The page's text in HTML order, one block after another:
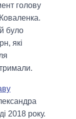
голову
було
які
2018 року.